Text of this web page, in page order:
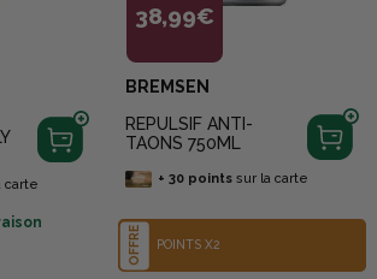
carte
38,99€
BREMSEN
REPULSIF ANTI-
TAONS 750ML
+ 30pointssur la carte
OFFRE POINTS X2